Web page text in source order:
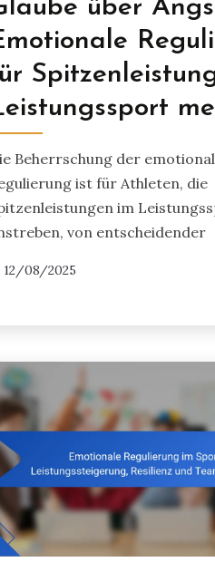
über
Beherrschung der
ist für Athleten, die
im
von entscheidender
12/08/2025